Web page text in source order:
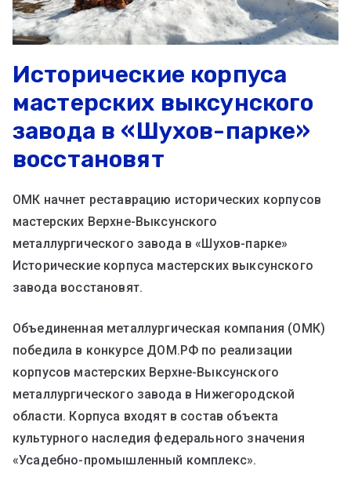
Исторические корпуса
мастерских выксунского
завода в «Шухов-парке»
восстановят
ОМК начнет реставрацию исторических корпусов
мастерских Верхне-Выксунского
металлургического завода в «Шухов-парке»
Исторические корпуса мастерских выксунского
завода восстановят.
Объединенная металлургическая компания (ОМК)
победила в конкурсе ДОМ.РФ по реализации
корпусов мастерских Верхне-Выксунского
металлургического завода в Нижегородской
области. Корпуса входят в состав объекта
культурного наследия федерального значения
«Усадебно-промышленный комплекс».